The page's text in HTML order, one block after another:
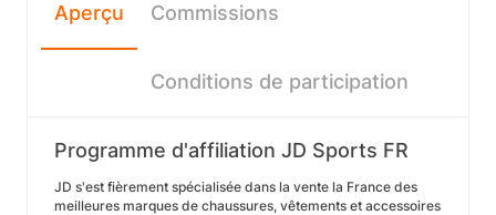
Aperçu Commissions
Conditions de participation
Programme d'affiliation JD Sports FR
JD s'est fièrement spécialisée dans la vente la France des
meilleures marques de chaussures, vêtements et accessoires